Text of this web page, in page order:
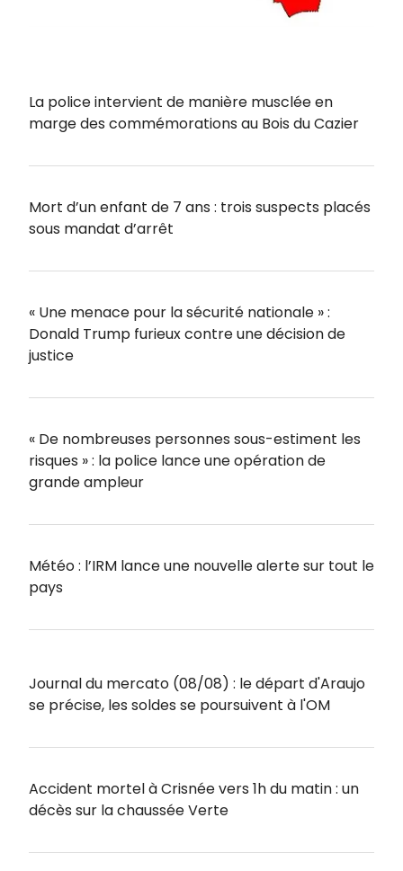
La police intervient de manière musclée en
marge des commémorations au Bois du Cazier
Mort d’un enfant de 7 ans : trois suspects placés
sous mandat d’arrêt
« Une menace pour la sécurité nationale » :
Donald Trump furieux contre une décision de
justice
« De nombreuses personnes sous-estiment les
risques » : la police lance une opération de
grande ampleur
Météo : l’IRM lance une nouvelle alerte sur tout le
pays
Journal du mercato (08/08) : le départ d'Araujo
se précise, les soldes se poursuivent à l'OM
Accident mortel à Crisnée vers 1h du matin : un
décès sur la chaussée Verte